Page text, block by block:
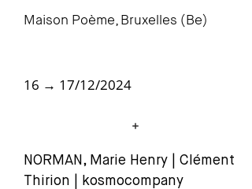
Maison Poème, Bruxelles (Be)
16 → 17/12/2024
NORMAN, Marie Henry | Clément
Thirion | kosmocompany